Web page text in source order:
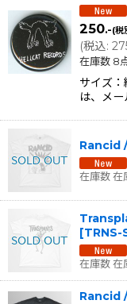
250.-(税
(税込:
在庫数 8
サイズ
は、メー
Rancid
在庫数 在
[TRNS-
在庫数 在
Rancid